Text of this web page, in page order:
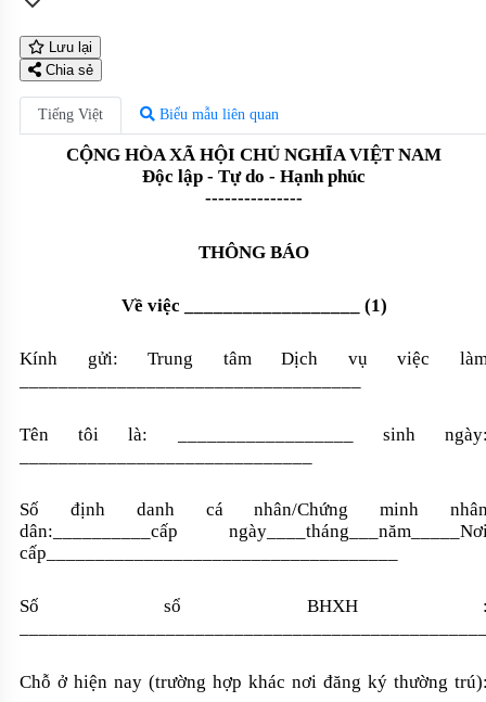
Lưu lại
Chia sẻ
Tiếng Việt Biểu mẫu liên quan
CỘNG HÒA XÃ HỘI CHỦ NGHĨA VIỆT NAM
Độc lập - Tự do - Hạnh phúc
---------------
THÔNG BÁO
Về việc __________________ (1)
Kính gửi: Trung tâm Dịch vụ việc
Tên tôi là: __________________ sinh
Số định danh cá nhân/Chứng minh
dân:__________cấp
cấp____________________________________
Số sổ BHXH
Chỗ ở hiện nay (trường hợp khác nơi đăng ký thường